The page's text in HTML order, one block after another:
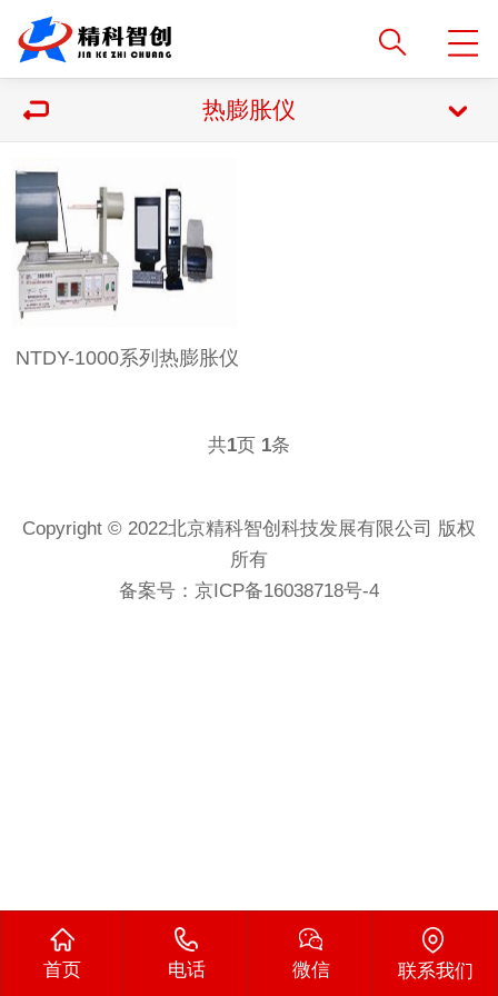
热膨胀仪
NTDY-1000系列热膨胀仪
共1页 1条
Copyright © 2022北京精科智创科技发展有限公司 版权
所有
备案号： 京ICP备16038718号-4
首页 电话 微信 联系我们